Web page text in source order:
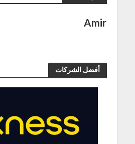
Amir
أفضل الشركات